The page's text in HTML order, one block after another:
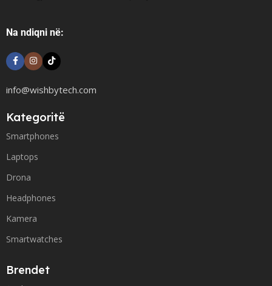
Na ndiqni në:
info@wishbytech.com
Kategoritë
Smartphones
Laptops
Drona
Headphones
Kamera
Smartwatches
Brendet